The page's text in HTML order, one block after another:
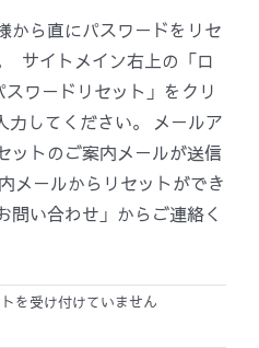
から直にパスワードをリセ
サイトメイン右上の「ロ
ワードリセット」をクリ
力してください。 メールア
ットのご案内メールが送信
メールからリセットができ
問い合わせ」からご連絡く
を受け付けていません